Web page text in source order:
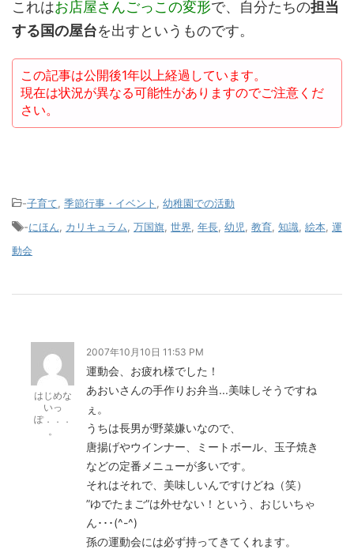
これはお店屋さんごっこの変形で、自分たちの担当
する国の屋台を出すというものです。
この記事は公開後1年以上経過しています。
現在は状況が異なる可能性がありますのでご注意くだ
さい。
-子育て 季節行事・イベント
幼稚園での活動
-にほん カリキュラム 万国旗 世界 年長 幼児 教育 知識 絵本 運
動会
はじめな
いっ
ぽ．．．
。
2007年10月10日 11:53 PM
運動会、お疲れ様でした！
あおいさんの手作りお弁当...美味しそうですね
ぇ。
うちは長男が野菜嫌いなので、
唐揚げやウインナー、ミートボール、玉子焼き
などの定番メニューが多いです。
それはそれで、美味しいんですけどね（笑）
”ゆでたまご”は外せない！という、おじいちゃ
ん･･･(^-^)
孫の運動会には必ず持ってきてくれます。